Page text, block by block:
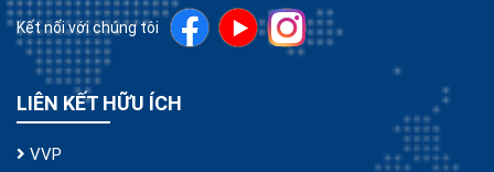
Kết nối với chúng tôi
LIÊN KẾT HỮU ÍCH
VVP